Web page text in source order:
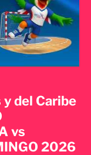
del Caribe
vs
2026